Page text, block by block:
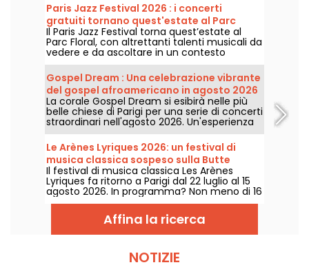
Paris Jazz Festival 2026 : i concerti
gratuiti tornano quest'estate al Parc
Floral, ecco il programma
Il Paris Jazz Festival torna quest’estate al
Parc Floral, con altrettanti talenti musicali da
vedere e da ascoltare in un contesto
bucolico. Ecco il programma dei concerti
gratuiti da scoprire dal 24 giugno al 6
settembre 2026!
Gospel Dream : Una celebrazione vibrante
del gospel afroamericano in agosto 2026
a Parigi
La corale Gospel Dream si esibirà nelle più
belle chiese di Parigi per una serie di concerti
straordinari nell'agosto 2026. Un'esperienza
musicale unica che celebra la speranza,
l'unità e la resilienza attraverso i canti
autentici della Chiesa afroamericana.
Le Arènes Lyriques 2026: un festival di
musica classica sospeso sulla Butte
Montmartre
Il festival di musica classica Les Arènes
Lyriques fa ritorno a Parigi dal 22 luglio al 15
agosto 2026. In programma? Non meno di 16
concerti organizzati nelle Arènes di
Montmartre, una cornice idilliaca per
ascoltare i grandi classici.
Affina la ricerca
NOTIZIE